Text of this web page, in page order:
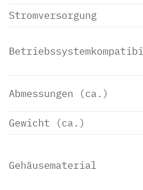
Stromversorgung
Abmessungen (ca.)
Gewicht (ca.)
Gehäusematerial